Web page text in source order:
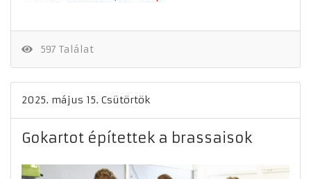
597 Találat
2025. május 15. Csütörtök
Gokartot építettek a brassaisok